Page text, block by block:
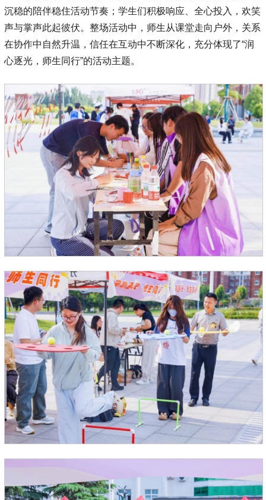
沉稳的陪伴稳住活动节奏；学生们积极响应、全心投入，欢笑
声与掌声此起彼伏。整场活动中，师生从课堂走向户外，关系
在协作中自然升温，信任在互动中不断深化，充分体现了“润
心逐光，师生同行”的活动主题。